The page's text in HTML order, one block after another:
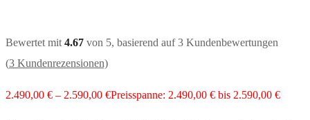
Bewertet mit 4.67 von 5, basierend auf3 Kundenbewertungen
(3 Kundenrezensionen)
2.490,00 € – 2.590,00 €Preisspanne: 2.490,00 € bis 2.590,00 €